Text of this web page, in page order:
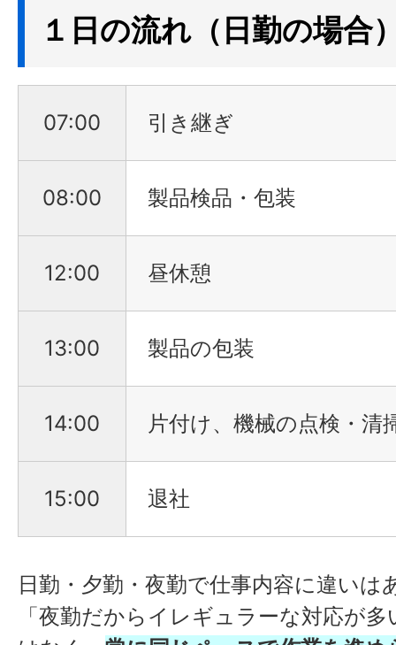
１日の流れ（日勤の場合
07:00 引き継ぎ
08:00 製品検品・包装
12:00 昼休憩
13:00 製品の包装
14:00 片付け、機械の点検・清
15:00 退社
日勤・夕勤・夜勤で仕事内容に違いは
「夜勤だからイレギュラーな対応が